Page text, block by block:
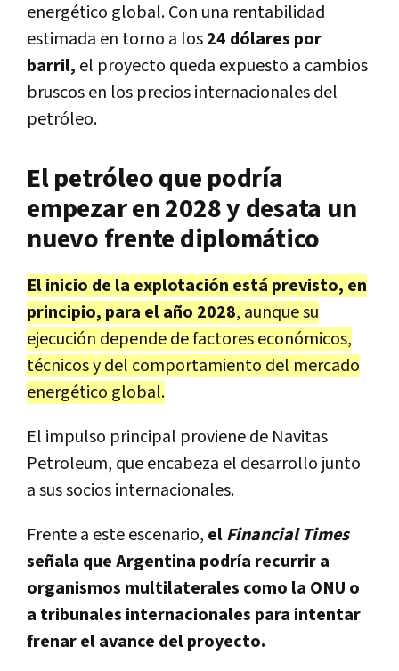
energético global. Con una rentabilidad
estimada en torno a los24 dólares por
barril, el proyecto queda expuesto a cambios
bruscos en los precios internacionales del
petróleo.
El petróleo que podría
empezar en 2028 y desata un
nuevo frente diplomático
El inicio de la explotación está previsto, en
principio, para el año 2028, aunque su
ejecución depende de factores económicos,
técnicos y del comportamiento del mercado
energético global.
El impulso principal proviene de Navitas
Petroleum, que encabeza el desarrollo junto
a sus socios internacionales.
Frente a este escenario, elFinancial Times
señala que Argentina podría recurrir a
organismos multilaterales como la ONU o
a tribunales internacionales para intentar
frenar el avance del proyecto.